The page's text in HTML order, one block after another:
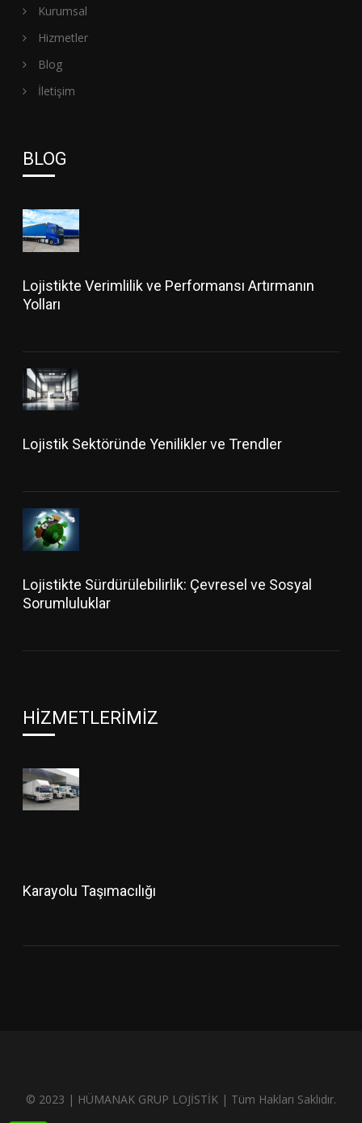
Kurumsal
Hizmetler
Blog
İletişim
BLOG
Lojistikte Verimlilik ve Performansı Artırmanın
Yolları
Lojistik Sektöründe Yenilikler ve Trendler
Lojistikte Sürdürülebilirlik: Çevresel ve Sosyal
Sorumluluklar
HIZMETLERIMIZ
Karayolu Taşımacılığı
© 2023 | HÜMANAK GRUP LOJİSTİK | Tüm Hakları Saklıdır.